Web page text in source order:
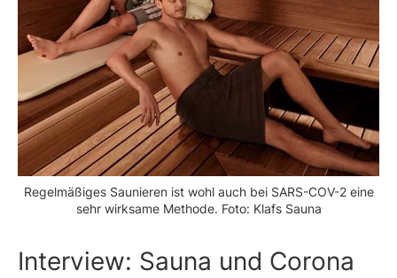
Regelmäßiges Saunieren ist wohl auch bei SARS-COV-2 eine
sehr wirksame Methode. Foto: Klafs Sauna
Interview: Sauna und Corona